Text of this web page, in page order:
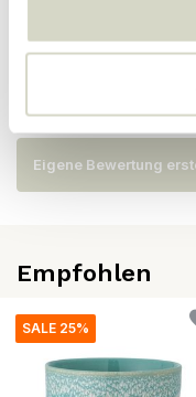
Es wurden noch keine
Eigene Bewertung
Empfohlen
SALE 25%